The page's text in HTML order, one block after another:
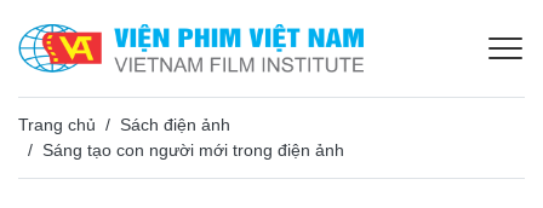
Trang chủ
Sách điện ảnh
Sáng tạo con người mới trong điện ảnh